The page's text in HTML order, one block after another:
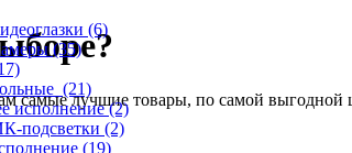
(6)
(35)
(21)
исполнение(2)
подсветки (2)
(19)
самые лучшие товары, по самой выгодной